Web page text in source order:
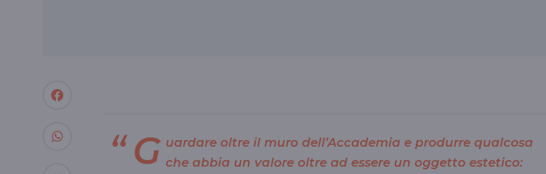
G uardare oltre il muro dell’Accademia e produrre qualcosa
che abbia un valore oltre ad essere un oggetto estetico: